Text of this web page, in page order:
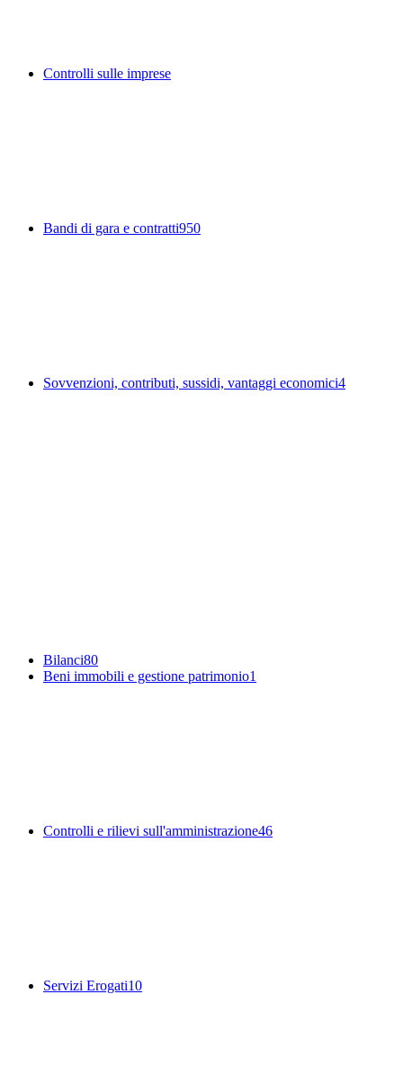
Controlli sulle imprese
Bandi di gara e contratti950
Sovvenzioni, contributi, sussidi, vantaggi economici4
Bilanci80
Beni immobili e gestione patrimonio1
Controlli e rilievi sull'amministrazione46
Servizi Erogati10